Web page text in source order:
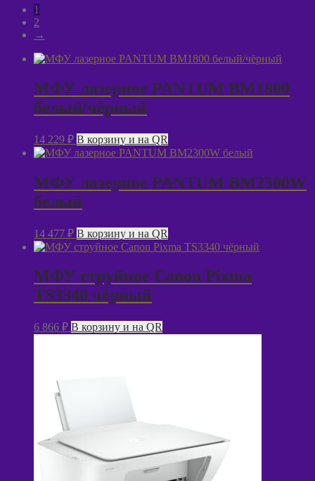
1
2
→
МФУ лазерное PANTUM BM1800
белый/чёрный
14 229 ₽ В корзину и на QR
МФУ лазерное PANTUM BM2300W
белый
14 477 ₽ В корзину и на QR
МФУ струйное Canon Pixma
TS3340 чёрный
6 866 ₽ В корзину и на QR